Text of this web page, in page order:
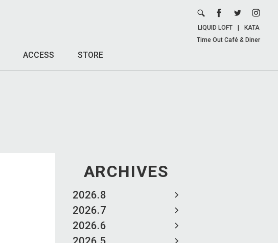
ACCESS STORE
LIQUID LOFT
KATA
Time Out Café & Diner
ARCHIVES
2026.8
2026.7
2026.6